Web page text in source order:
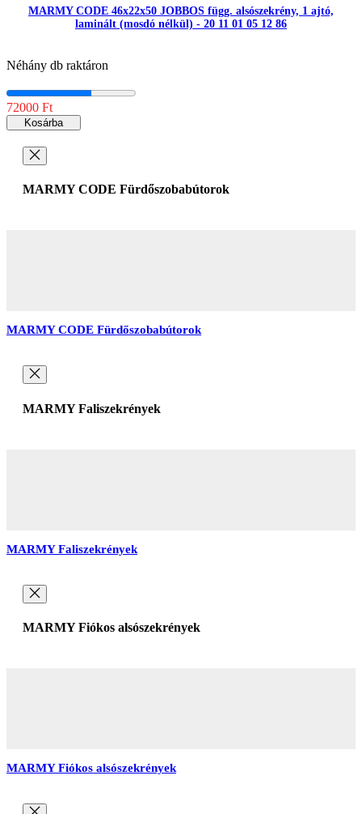
MARMY CODE 46x22x50 JOBBOS függ. alsószekrény, 1 ajtó,
laminált (mosdó nélkül) - 20 11 01 05 12 86
Néhány db raktáron
72000 Ft
Kosárba
MARMY CODE Fürdőszobabútorok
MARMY CODE Fürdőszobabútorok
MARMY Faliszekrények
MARMY Faliszekrények
MARMY Fiókos alsószekrények
MARMY Fiókos alsószekrények